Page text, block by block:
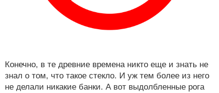
Конечно, в те древние времена никто еще и знать не
знал о том, что такое стекло. И уж тем более из него
не делали никакие банки. А вот выдолбленные рога